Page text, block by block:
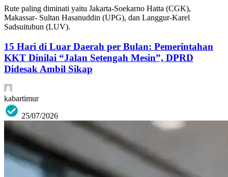
Rute paling diminati yaitu Jakarta-Soekarno Hatta (CGK),
Makassar- Sultan Hasanuddin (UPG), dan Langgur-Karel
Sadsuitubun (LUV).
15 Hari di Luar Daerah per Bulan: Pemerintahan
KKT Dinilai “Jalan Setengah Mesin”, DPRD
Didesak Ambil Sikap
kabartimur
25/07/2026